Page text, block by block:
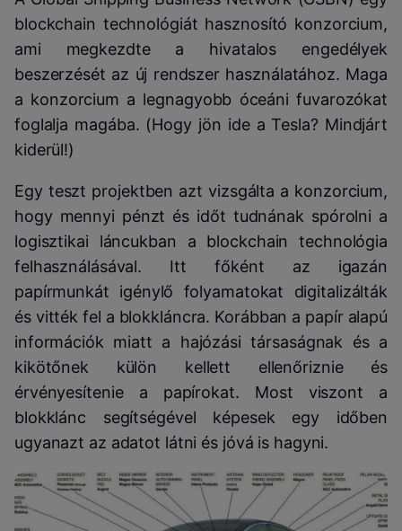
blockchain technológiát hasznosító konzorcium,
ami megkezdte a hivatalos engedélyek
beszerzését az új rendszer használatához. Maga
a konzorcium a legnagyobb óceáni fuvarozókat
foglalja magába. (Hogy jön ide a Tesla? Mindjárt
kiderül!)
Egy teszt projektben azt vizsgálta a konzorcium,
hogy mennyi pénzt és időt tudnának spórolni a
logisztikai láncukban a blockchain technológia
felhasználásával. Itt főként az igazán
papírmunkát igénylő folyamatokat digitalizálták
és vitték fel a blokkláncra. Korábban a papír alapú
információk miatt a hajózási társaságnak és a
kikötőnek külön kellett ellenőriznie és
érvényesítenie a papírokat. Most viszont a
blokklánc segítségével képesek egy időben
ugyanazt az adatot látni és jóvá is hagyni.